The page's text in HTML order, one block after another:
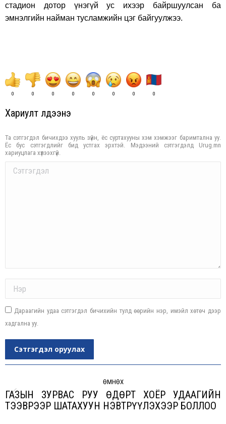
стадион дотор үнэгүй ус ихээр байршуулсан ба
эмнэлгийн найман тусламжийн цэг байгуулжээ.
0 0 0 0 0 0 0 0
Хариулт үлдээнэ үү
Та сэтгэгдэл бичихдээ хууль зүйн, ёс суртахууны хэм хэмжээг баримтална уу.
Ёс бус сэтгэгдлийг бид устгах эрхтэй. Мэдээний сэтгэгдэлд Urug.mn
хариуцлага хүлээхгүй.
Comment
Дараагийн удаа сэтгэгдэл бичихийн тулд өөрийн нэр, имэйл хөтөч дээр
хадгална уу.
Сэтгэгдэл оруулах
ӨМНӨХ
Previous
ГАЗЫН ЗУРВАС РУУ ӨДӨРТ ХОЁР УДААГИЙН
ТЭЭВРЭЭР ШАТАХУУН НЭВТРҮҮЛЭХЭЭР БОЛЛОО